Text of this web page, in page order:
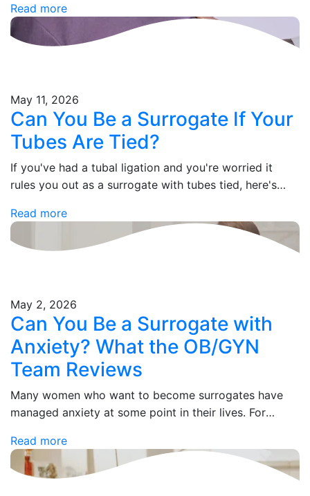
agencies lead with a headline figure, then leave…
Read more
May 11, 2026
Can You Be a Surrogate If Your
Tubes Are Tied?
If you've had a tubal ligation and you're worried it
rules you out as a surrogate with tubes tied, here's
Read more
May 2, 2026
Can You Be a Surrogate with
Anxiety? What the OB/GYN
Team Reviews
Many women who want to become surrogates have
managed anxiety at some point in their lives. For
they're still treating with…
Read more